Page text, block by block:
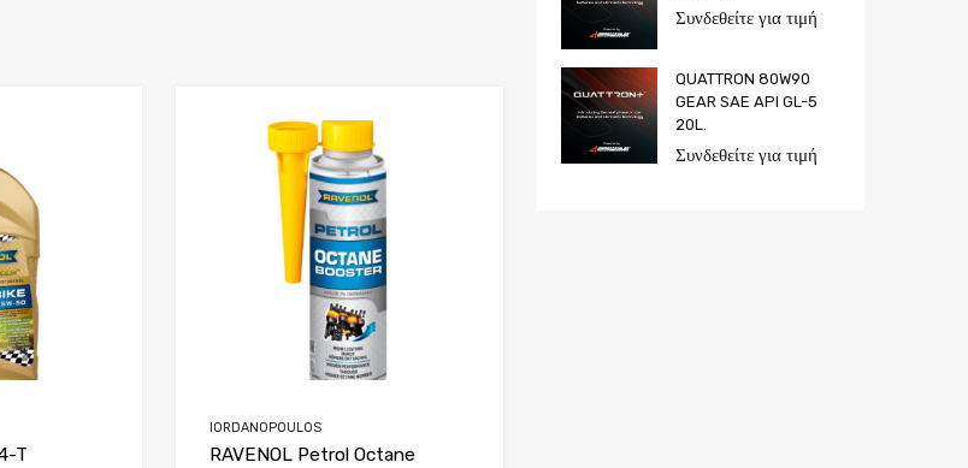
T
IORDANOPOULOS
RAVENOL Petrol Octane
Συνδεθείτε για τιμή
QUATTRON 80W90
GEAR SAE API GL-5
20L.
Συνδεθείτε για τιμή